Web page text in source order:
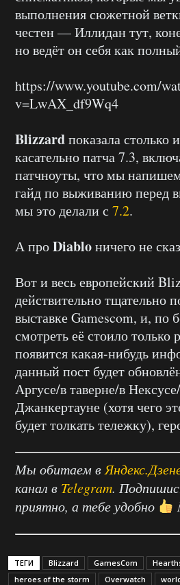
выполнения сюжетной
честен — Иллидан тут,
но ведёт он себя как
https://www.youtube.com/
v=LwAX_df9Wq4
Blizzardпоказала столько
касательно патча 7.3,
патчноуты, что мы
гайд по выживанию перед
мы это делали с 7.2.
А проDiabloничего не
Вот и весь европейский
действительно тщательно
выставке Gamescom, и, по
смотреть её стоило
появится какая-нибудь
данный пост будет
Аргусе/в таверне/в
Джанкертауне (хотя чего
будет толкать тележку),
Мы обитаем в
канал в Telegram.
приятно, а тебе удобно
ТЕГИ Blizzard GamesCom
heroes of the storm
Overwatch